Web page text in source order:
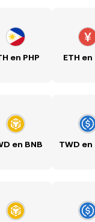
en PHP ETH en
en BNB